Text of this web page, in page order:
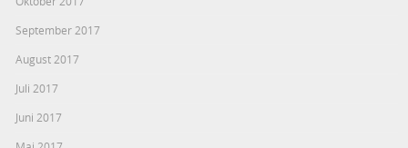
September 2017
August 2017
Juli 2017
Juni 2017